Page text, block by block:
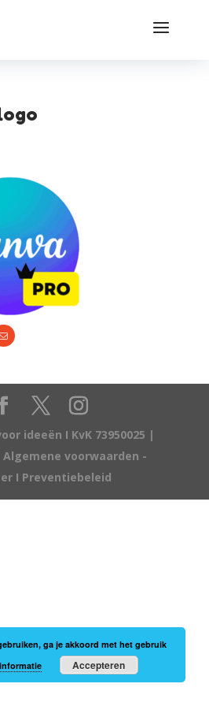
ideeën I KvK 73950025 |
Algemene voorwaarden -
I Preventiebeleid
ga je akkoord met het gebruik
Accepteren